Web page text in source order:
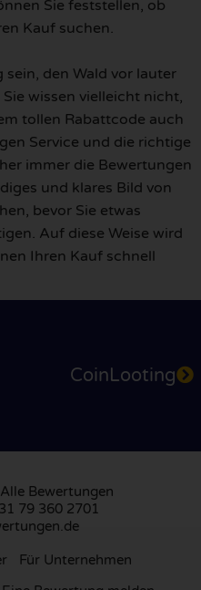
Sie feststellen, ob
Kauf suchen.
den Wald vor lauter
wissen vielleicht nicht,
tollen Rabattcode auch
Service und die richtige
immer die Bewertungen
und klares Bild von
bevor Sie etwas
Auf diese Weise wird
Ihren Kauf schnell
CoinLooting
Bewertungen
79 360 2701
Für Unternehmen